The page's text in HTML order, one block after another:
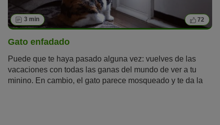
3 min 72
Gato enfadado
Puede que te haya pasado alguna vez: vuelves de las
vacaciones con todas las ganas del mundo de ver a tu
minino. En cambio, el gato parece mosqueado y te da la